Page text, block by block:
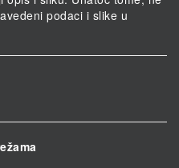
podaci i slike u